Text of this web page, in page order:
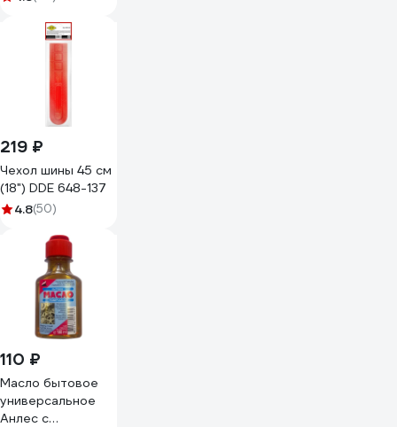
219 ₽
Чехол шины 45 см
(18") DDE 648-137
4.8(50)
110 ₽
Масло бытовое
универсальное
Анлес с